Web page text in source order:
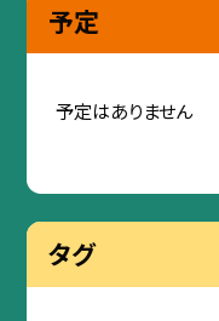
予定
予定はありません
タグ